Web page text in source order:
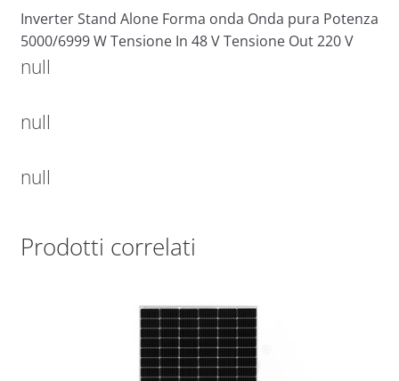
Inverter Stand Alone Forma onda Onda pura Potenza
5000/6999 W Tensione In 48 V Tensione Out 220 V
null
null
null
Prodotti correlati